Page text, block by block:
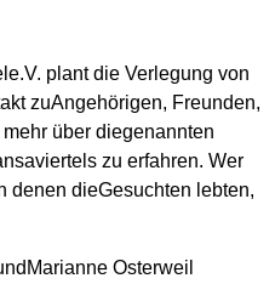
plant die Verlegung von
zuAngehörigen, Freunden,
über diegenannten
zu erfahren. Wer
denen dieGesuchten lebten,
Osterweil